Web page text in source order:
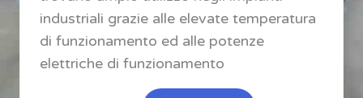
industriali grazie alle elevate temperatura
di funzionamento ed alle potenze
elettriche di funzionamento